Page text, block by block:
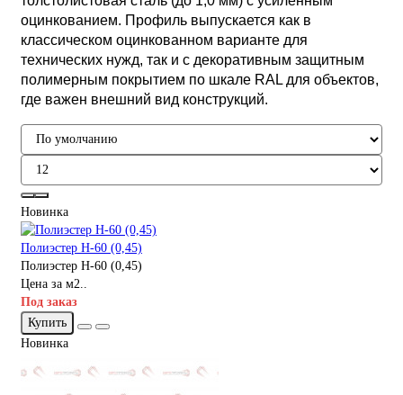
оцинкованием. Профиль выпускается как в
классическом оцинкованном варианте для
технических нужд, так и с декоративным защитным
полимерным покрытием по шкале RAL для объектов,
где важен внешний вид конструкций.
Новинка
Полиэстер Н-60 (0,45)
Полиэстер Н-60 (0,45)
Цена за м2..
Под заказ
Купить
Новинка